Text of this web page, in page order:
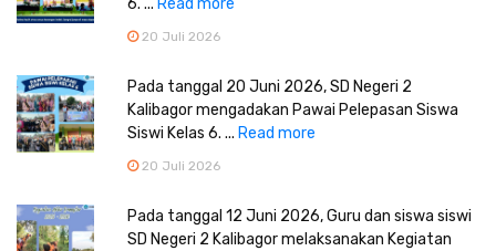
6. ... Read more
20 Juli 2026
Pada tanggal 20 Juni 2026, SD Negeri 2
Kalibagor mengadakan Pawai Pelepasan Siswa
Siswi Kelas 6. ... Read more
20 Juli 2026
Pada tanggal 12 Juni 2026, Guru dan siswa siswi
SD Negeri 2 Kalibagor melaksanakan Kegiatan